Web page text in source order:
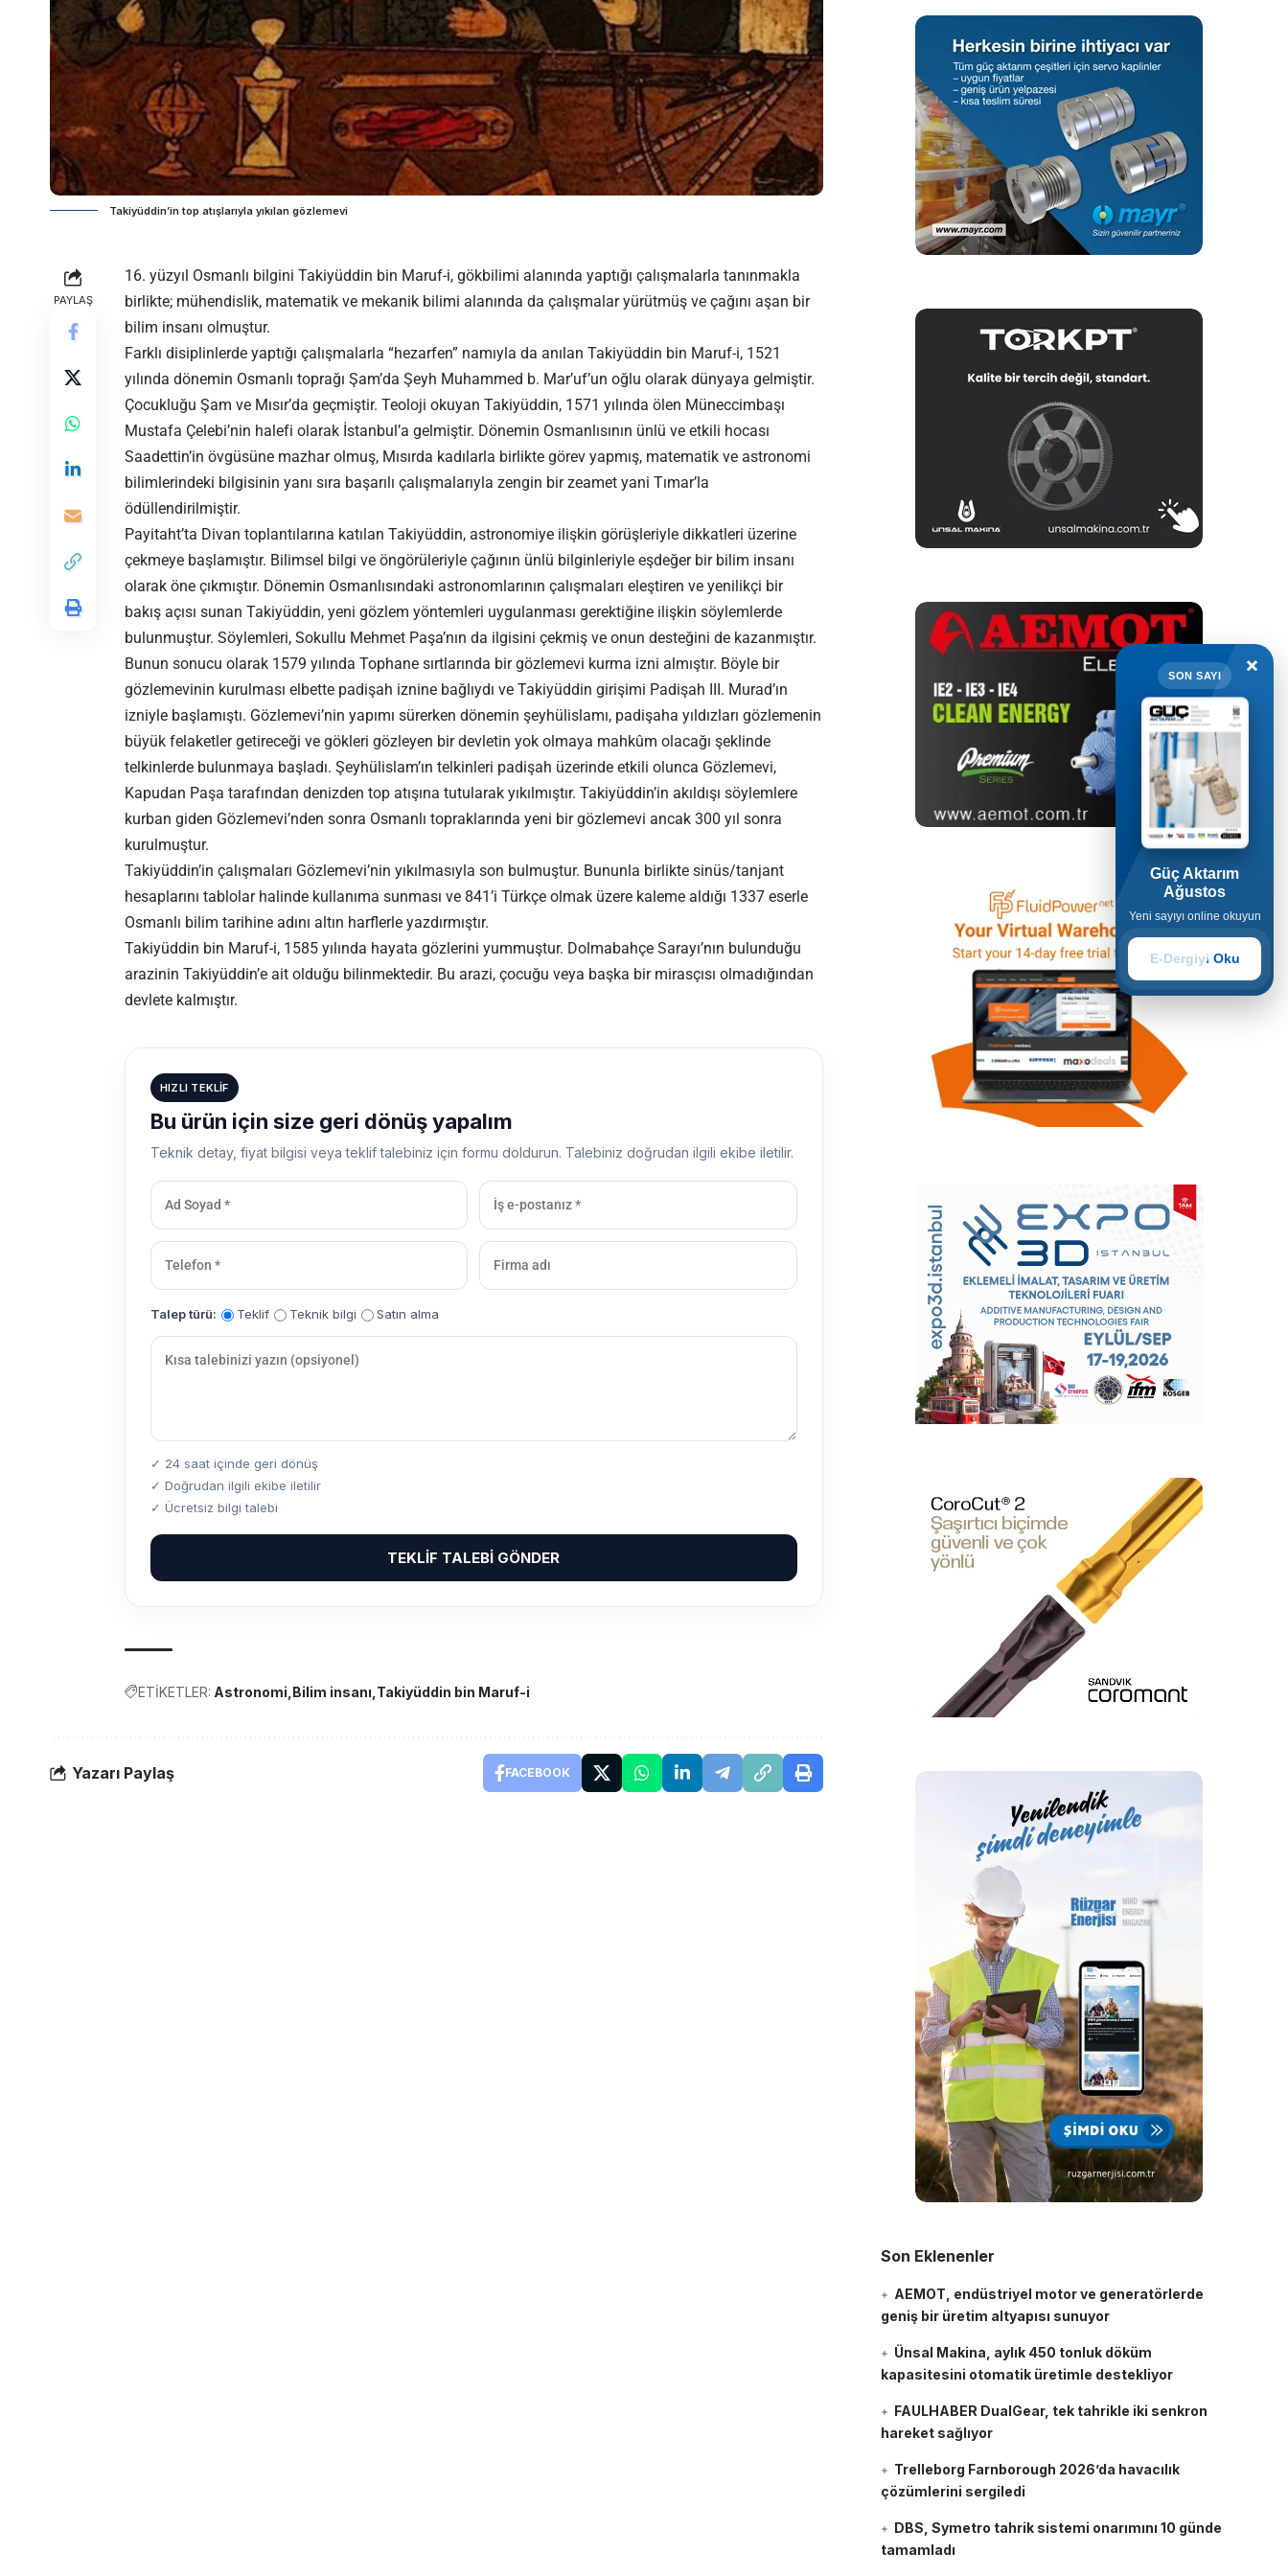
Takiyüddin’in top atışlarıyla yıkılan gözlemevi
PAYLAŞ
16. yüzyıl Osmanlı bilgini Takiyüddin bin Maruf-i, gökbilimi alanında yaptığı çalışmalarla tanınmakla
birlikte; mühendislik, matematik ve mekanik bilimi alanında da çalışmalar yürütmüş ve çağını aşan bir
bilim insanı olmuştur.
Farklı disiplinlerde yaptığı çalışmalarla “hezarfen” namıyla da anılan Takiyüddin bin Maruf-i, 1521
yılında dönemin Osmanlı toprağı Şam’da Şeyh Muhammed b. Mar’uf’un oğlu olarak dünyaya gelmiştir.
Çocukluğu Şam ve Mısır’da geçmiştir. Teoloji okuyan Takiyüddin, 1571 yılında ölen Müneccimbaşı
Mustafa Çelebi’nin halefi olarak İstanbul’a gelmiştir. Dönemin Osmanlısının ünlü ve etkili hocası
Saadettin’in övgüsüne mazhar olmuş, Mısırda kadılarla birlikte görev yapmış, matematik ve astronomi
bilimlerindeki bilgisinin yanı sıra başarılı çalışmalarıyla zengin bir zeamet yani Tımar’la
ödüllendirilmiştir.
Payitaht’ta Divan toplantılarına katılan Takiyüddin, astronomiye ilişkin görüşleriyle dikkatleri üzerine
çekmeye başlamıştır. Bilimsel bilgi ve öngörüleriyle çağının ünlü bilginleriyle eşdeğer bir bilim insanı
olarak öne çıkmıştır. Dönemin Osmanlısındaki astronomlarının çalışmaları eleştiren ve yenilikçi bir
bakış açısı sunan Takiyüddin, yeni gözlem yöntemleri uygulanması gerektiğine ilişkin söylemlerde
bulunmuştur. Söylemleri, Sokullu Mehmet Paşa’nın da ilgisini çekmiş ve onun desteğini de kazanmıştır.
Bunun sonucu olarak 1579 yılında Tophane sırtlarında bir gözlemevi kurma izni almıştır. Böyle bir
gözlemevinin kurulması elbette padişah iznine bağlıydı ve Takiyüddin girişimi Padişah III. Murad’ın
izniyle başlamıştı. Gözlemevi’nin yapımı sürerken dönemin şeyhülislamı, padişaha yıldızları gözlemenin
büyük felaketler getireceği ve gökleri gözleyen bir devletin yok olmaya mahkûm olacağı şeklinde
telkinlerde bulunmaya başladı. Şeyhülislam’ın telkinleri padişah üzerinde etkili olunca Gözlemevi,
Kapudan Paşa tarafından denizden top atışına tutularak yıkılmıştır. Takiyüddin’in akıldışı söylemlere
kurban giden Gözlemevi’nden sonra Osmanlı topraklarında yeni bir gözlemevi ancak 300 yıl sonra
kurulmuştur.
Takiyüddin’in çalışmaları Gözlemevi’nin yıkılmasıyla son bulmuştur. Bununla birlikte sinüs/tanjant
hesaplarını tablolar halinde kullanıma sunması ve 841’i Türkçe olmak üzere kaleme aldığı 1337 eserle
Osmanlı bilim tarihine adını altın harflerle yazdırmıştır.
Takiyüddin bin Maruf-i, 1585 yılında hayata gözlerini yummuştur. Dolmabahçe Sarayı’nın bulunduğu
arazinin Takiyüddin’e ait olduğu bilinmektedir. Bu arazi, çocuğu veya başka bir mirasçısı olmadığından
devlete kalmıştır.
HIZLI TEKLIF
Bu ürün için size geri dönüş yapalım
Teknik detay, fiyat bilgisi veya teklif talebiniz için formu doldurun. Talebiniz doğrudan ilgili ekibe iletilir.
Talep türü: Teklif Teknik bilgi Satın alma
✓ 24 saat içinde geri dönüş
✓ Doğrudan ilgili ekibe iletilir
✓ Ücretsiz bilgi talebi
TEKLIF TALEBI GÖNDER
ETİKETLER: Astronomi Bilim insanı Takiyüddin bin Maruf-i
Yazarı Paylaş FACEBOOK
Son Eklenenler
AEMOT, endüstriyel motor ve generatörlerde
geniş bir üretim altyapısı sunuyor
Ünsal Makina, aylık 450 tonluk döküm
kapasitesini otomatik üretimle destekliyor
FAULHABER DualGear, tek tahrikle iki senkron
hareket sağlıyor
Trelleborg Farnborough 2026’da havacılık
çözümlerini sergiledi
DBS, Symetro tahrik sistemi onarımını 10 günde
tamamladı
×
SON SAYI
Güç Aktarım
Ağustos
Yeni sayıyı online okuyun
E-Dergiyi Oku